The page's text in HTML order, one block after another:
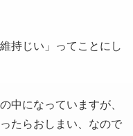
持じい」ってことにし
中になっていますが、
たらおしまい、なので